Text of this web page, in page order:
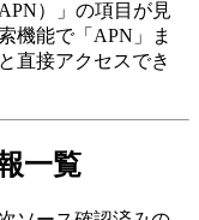
）」の項目が見
機能で「APN」ま
直接アクセスでき
一覧